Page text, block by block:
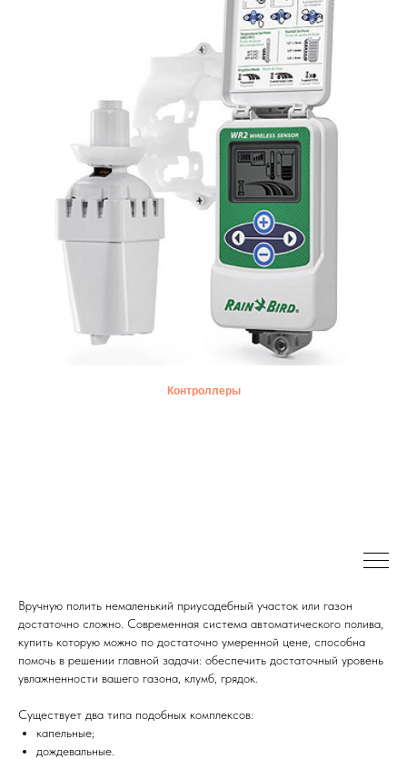
Контроллеры
Вручную полить немаленький приусадебный участок или газон
достаточно сложно. Современная система автоматического полива,
купить которую можно по достаточно умеренной цене, способна
помочь в решении главной задачи: обеспечить достаточный уровень
увлажненности вашего газона, клумб, грядок.
Существует два типа подобных комплексов:
капельные;
дождевальные.